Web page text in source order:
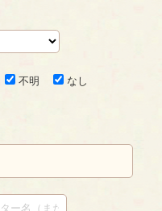
不明 なし